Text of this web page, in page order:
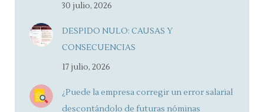
30 julio, 2026
DESPIDO NULO: CAUSAS Y
CONSECUENCIAS
17 julio, 2026
¿Puede la empresa corregir un error salarial
descontándolo de futuras nóminas